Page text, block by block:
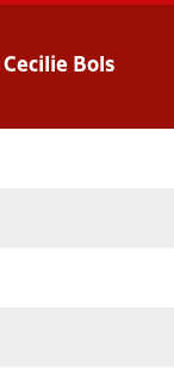
Cecilie Bols